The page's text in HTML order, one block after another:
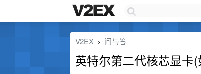
V2EX › 问与答
英特尔第二代核芯显卡(